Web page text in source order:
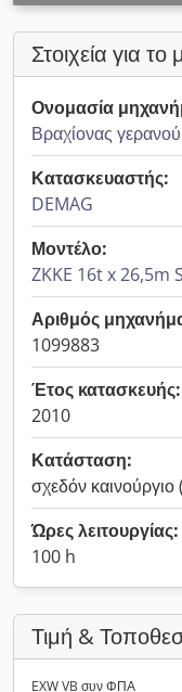
Στοιχεία για
Ονομασία
Βραχίονας γερανού
Κατασκευαστής:
DEMAG
Μοντέλο:
ZKKE 16t x
Αριθμός
1099883
Έτος κατασκευής:
2010
Κατάσταση:
σχεδόν καινούργιο
Ώρες λειτουργίας:
100 h
Τιμή &
EXW VB συν ΦΠΑ